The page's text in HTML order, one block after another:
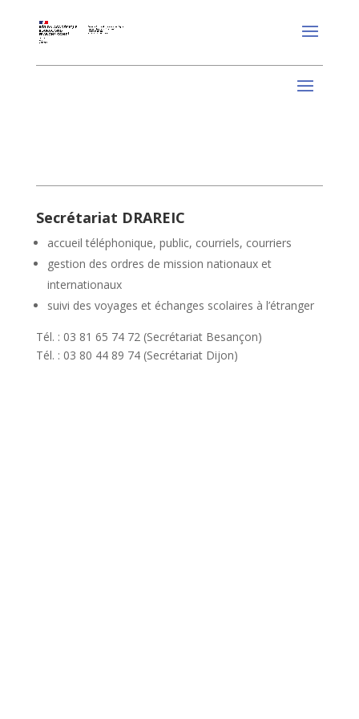
Secrétariat DRAREIC
accueil téléphonique, public, courriels, courriers
gestion des ordres de mission nationaux et
internationaux
suivi des voyages et échanges scolaires à l’étranger
Tél. : 03 81 65 74 72 (Secrétariat Besançon)
Tél. : 03 80 44 89 74 (Secrétariat Dijon)